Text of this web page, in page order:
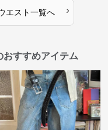
エスト一覧へ ›
おすすめアイテム